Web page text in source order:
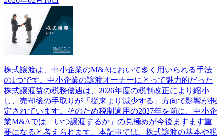
株式譲渡は、中小企業のM&Aにおいて多く用いられる手法
の1つです。中小企業の譲渡オーナーにとって魅力的だった
株式譲渡益の税務優遇は、2026年度の税制改正により縮小
し、売却後の手取りが「従来より減少する」方向で影響が想
定されています。そのため税制適用の2027年を前に、中小企
業M&Aでは「いつ譲渡するか」の見極めが今後ますます重
要になると考えられます。本記事では、株式譲渡の基本や税